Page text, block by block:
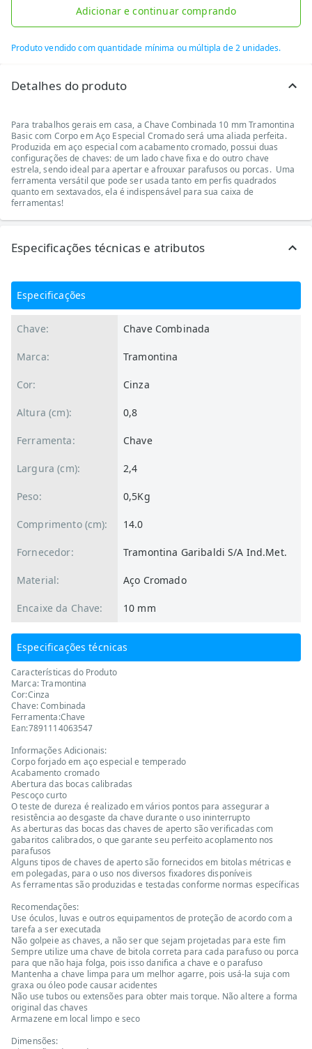
Adicionar e continuar comprando
Produto vendido com quantidade mínima ou múltipla de 2 unidades.
Detalhes do produto
Para trabalhos gerais em casa, a Chave Combinada 10 mm Tramontina
Basic com Corpo em Aço Especial Cromado será uma aliada perfeita.
Produzida em aço especial com acabamento cromado, possui duas
configurações de chaves: de um lado chave fixa e do outro chave
estrela, sendo ideal para apertar e afrouxar parafusos ou porcas. Uma
ferramenta versátil que pode ser usada tanto em perfis quadrados
quanto em sextavados, ela é indispensável para sua caixa de
ferramentas!
Especificações técnicas e atributos
Especificações
Chave: Chave Combinada
Marca: Tramontina
Cor: Cinza
Altura (cm): 0,8
Ferramenta: Chave
Largura (cm): 2,4
Peso: 0,5Kg
Comprimento (cm): 14.0
Fornecedor: Tramontina Garibaldi S/A Ind.Met.
Material: Aço Cromado
Encaixe da Chave: 10 mm
Especificações técnicas
Características do Produto
Marca: Tramontina
Cor:Cinza
Chave: Combinada
Ferramenta:Chave
Ean:7891114063547
Informações Adicionais:
Corpo forjado em aço especial e temperado
Acabamento cromado
Abertura das bocas calibradas
Pescoço curto
O teste de dureza é realizado em vários pontos para assegurar a
resistência ao desgaste da chave durante o uso ininterrupto
As aberturas das bocas das chaves de aperto são verificadas com
gabaritos calibrados, o que garante seu perfeito acoplamento nos
parafusos
Alguns tipos de chaves de aperto são fornecidos em bitolas métricas e
em polegadas, para o uso nos diversos fixadores disponíveis
As ferramentas são produzidas e testadas conforme normas específicas
Recomendações:
Use óculos, luvas e outros equipamentos de proteção de acordo com a
tarefa a ser executada
Não golpeie as chaves, a não ser que sejam projetadas para este fim
Sempre utilize uma chave de bitola correta para cada parafuso ou porca
para que não haja folga, pois isso danifica a chave e o parafuso
Mantenha a chave limpa para um melhor agarre, pois usá-la suja com
graxa ou óleo pode causar acidentes
Não use tubos ou extensões para obter mais torque. Não altere a forma
original das chaves
Armazene em local limpo e seco
Dimensões: